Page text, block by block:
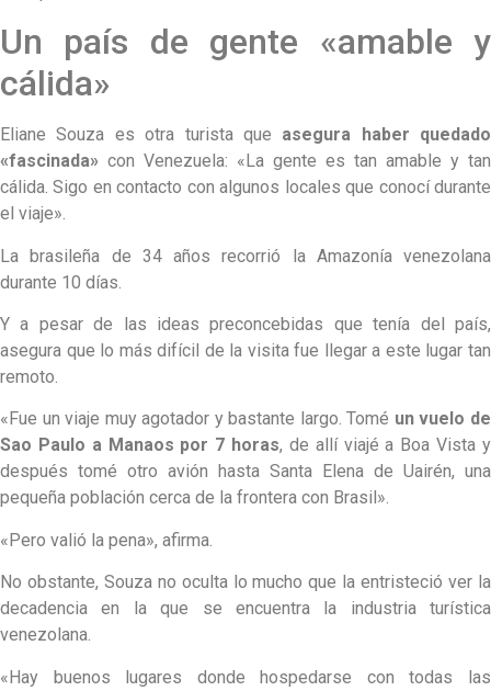
Un país de gente «amable y
cálida»
Eliane Souza es otra turista que asegura haber quedado
«fascinada» con Venezuela: «La gente es tan amable y tan
cálida. Sigo en contacto con algunos locales que conocí durante
el viaje».
La brasileña de 34 años recorrió la Amazonía venezolana
durante 10 días.
Y a pesar de las ideas preconcebidas que tenía del país,
asegura que lo más difícil de la visita fue llegar a este lugar tan
remoto.
«Fue un viaje muy agotador y bastante largo. Tomé un vuelo de
Sao Paulo a Manaos por 7 horas, de allí viajé a Boa Vista y
después tomé otro avión hasta Santa Elena de Uairén, una
pequeña población cerca de la frontera con Brasil».
«Pero valió la pena», afirma.
No obstante, Souza no oculta lo mucho que la entristeció ver la
decadencia en la que se encuentra la industria turística
venezolana.
«Hay buenos lugares donde hospedarse con todas las